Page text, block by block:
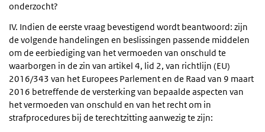
onderzocht?
IV. Indien de eerste vraag bevestigend wordt beantwoord: zijn
de volgende handelingen en beslissingen passende middelen
om de eerbiediging van het vermoeden van onschuld te
waarborgen in de zin van artikel 4, lid 2, van richtlijn (EU)
2016/343 van het Europees Parlement en de Raad van 9 maart
2016 betreffende de versterking van bepaalde aspecten van
het vermoeden van onschuld en van het recht om in
strafprocedures bij de terechtzitting aanwezig te zijn: